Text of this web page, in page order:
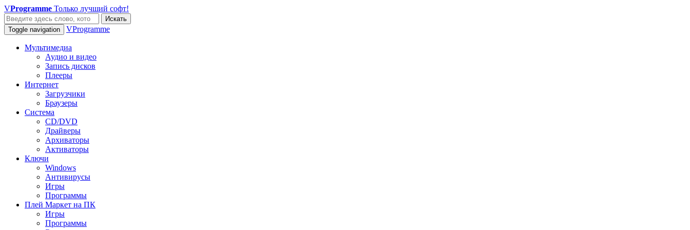
VProgramme Только лучший софт!
Искать
Toggle navigation
VProgramme
Мультимедиа
Аудио и видео
Запись дисков
Плееры
Интернет
Загрузчики
Браузеры
Система
CD/DVD
Драйверы
Архиваторы
Активаторы
Ключи
Windows
Антивирусы
Игры
Программы
Плей Маркет на ПК
Игры
Программы